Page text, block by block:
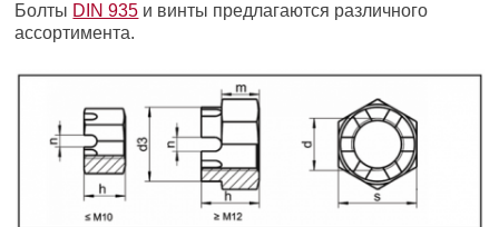
Болты DIN 935 и винты предлагаются различного
ассортимента.